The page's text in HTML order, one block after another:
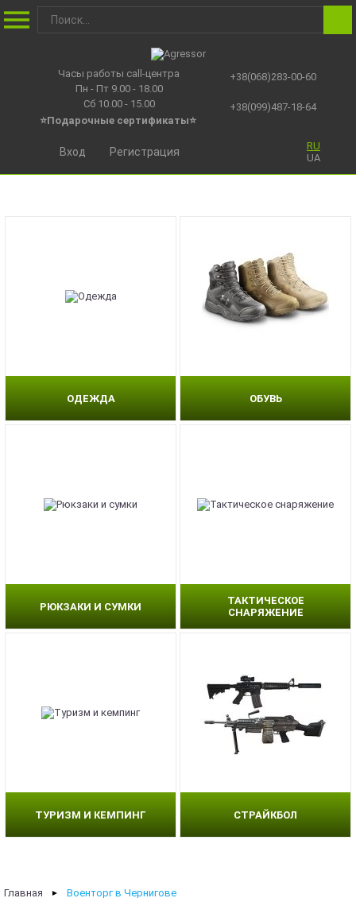
Часы работы call-центра
Пн - Пт 9.00 - 18.00
Сб 10.00 - 15.00
⭐Подарочные сертификаты⭐
+38(068)283-00-60
+38(099)487-18-64
RU
UA
Вход Регистрация
ОДЕЖДА ОБУВЬ
РЮКЗАКИ И СУМКИ
ТАКТИЧЕСКОЕ
СНАРЯЖЕНИЕ
ТУРИЗМ И КЕМПИНГ СТРАЙКБОЛ
Главная ► Военторг в Чернигове